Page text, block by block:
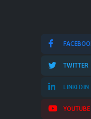
TWITTER
LINKEDIN
YOUTUBE